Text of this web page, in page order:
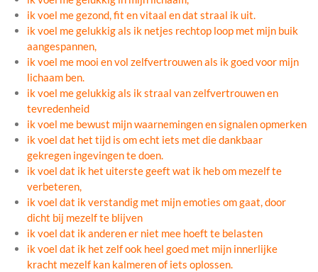
ik voel me gezond, fit en vitaal en dat straal ik uit.
ik voel me gelukkig als ik netjes rechtop loop met mijn buik
aangespannen,
ik voel me mooi en vol zelfvertrouwen als ik goed voor mijn
lichaam ben.
ik voel me gelukkig als ik straal van zelfvertrouwen en
tevredenheid
ik voel me bewust mijn waarnemingen en signalen opmerken
ik voel dat het tijd is om echt iets met die dankbaar
gekregen ingevingen te doen.
ik voel dat ik het uiterste geeft wat ik heb om mezelf te
verbeteren,
ik voel dat ik verstandig met mijn emoties om gaat, door
dicht bij mezelf te blijven
ik voel dat ik anderen er niet mee hoeft te belasten
ik voel dat ik het zelf ook heel goed met mijn innerlijke
kracht mezelf kan kalmeren of iets oplossen.